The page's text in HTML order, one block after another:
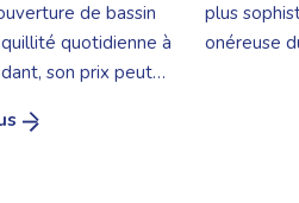
de bassin
quotidienne à
son prix peut
en compte et
plus
onéreuse